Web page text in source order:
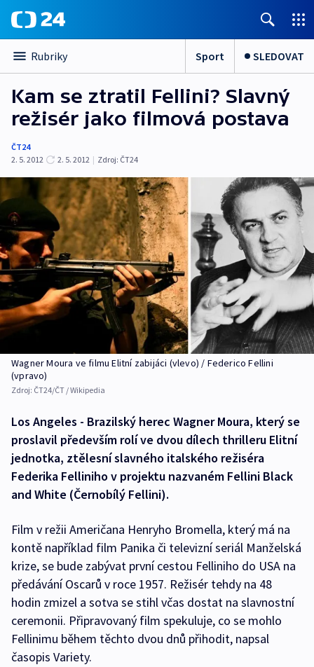
Rubriky Sport SLEDOVAT
Kam se ztratil Fellini? Slavný
režisér jako filmová postava
ČT24
2. 5. 2012
2. 5. 2012 | Zdroj: ČT24
Wagner Moura ve filmu Elitní zabijáci (vlevo) / Federico Fellini
(vpravo)
Zdroj: ČT24/ČT / Wikipedia
Los Angeles - Brazilský herec Wagner Moura, který se
proslavil především rolí ve dvou dílech thrilleru Elitní
jednotka, ztělesní slavného italského režiséra
Federika Felliniho v projektu nazvaném Fellini Black
and White (Černobílý Fellini).
Film v režii Američana Henryho Bromella, který má na
kontě například film Panika či televizní seriál Manželská
krize, se bude zabývat první cestou Felliniho do USA na
předávání Oscarů v roce 1957. Režisér tehdy na 48
hodin zmizel a sotva se stihl včas dostat na slavnostní
ceremonii. Připravovaný film spekuluje, co se mohlo
Fellinimu během těchto dvou dnů přihodit, napsal
časopis Variety.